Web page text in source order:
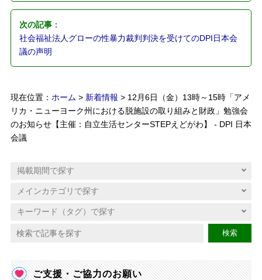
次の記事：
社会福祉法人グローの性暴力裁判判決を受けてのDPI日本会
議の声明
現在位置： ホーム > 新着情報 > 12月6日（金）13時～15時「アメ
リカ・ニューヨーク州における脱施設の取り組みと財政」勉強会
のお知らせ【主催：自立生活センターSTEPえどがわ】 - DPI 日本
会議
検索
ご支援・ご協力のお願い